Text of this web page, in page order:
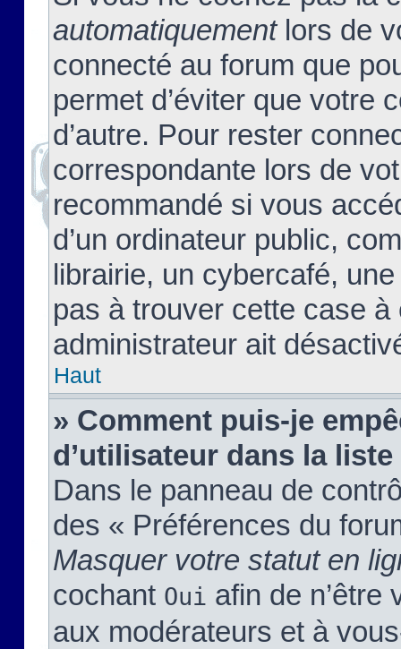
automatiquementlors de
connecté au forum que
permet d’éviter que votre
d’autre. Pour rester
correspondante lors de
recommandé si vous
d’un ordinateur public,
librairie, un cybercafé,
pas à trouver cette case à
administrateur ait
Haut
» Comment puis-je
d’utilisateur dans la
Dans le panneau de
des « Préférences du
Masquer votre statut en
cochant Oui afin de n’être
aux modérateurs et à